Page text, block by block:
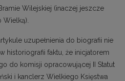
Wilejskiej (inaczej jeszcze
uzupełnienia do biografii nie
historiografii faktu, że inicjatorem
do komisji opracowującej II Statut
i kanclerz Wielkiego Księstwa